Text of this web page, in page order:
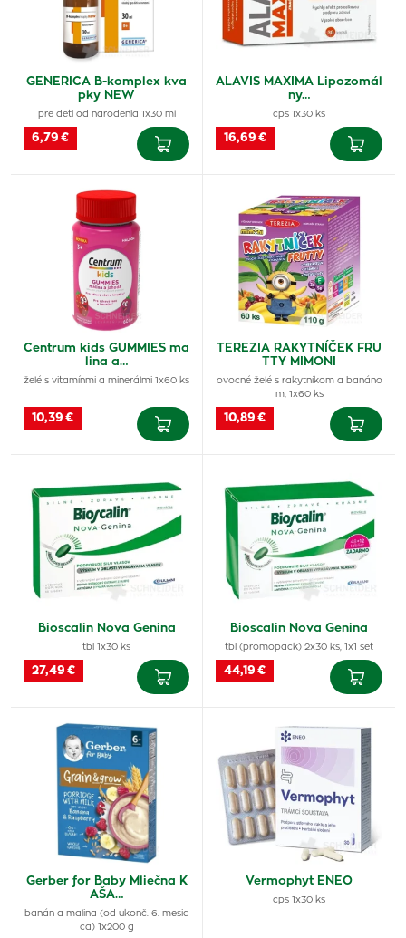
GENERICA B-komplex kva
pky NEW
pre deti od narodenia 1x30 ml
6,79 €
ALAVIS MAXIMA Lipozomál
ny…
cps 1x30 ks
16,69 €
Centrum kids GUMMIES ma
lina a…
želé s vitamínmi a minerálmi 1x60 ks
10,39 €
TEREZIA RAKYTNÍČEK FRU
TTY MIMONI
ovocné želé s rakytníkom a banáno
m, 1x60 ks
10,89 €
Bioscalin Nova Genina
tbl 1x30 ks
27,49 €
Bioscalin Nova Genina
tbl (promopack) 2x30 ks, 1x1 set
44,19 €
Gerber for Baby Mliečna K
AŠA…
banán a malina (od ukonč. 6. mesia
ca) 1x200 g
Vermophyt ENEO
cps 1x30 ks